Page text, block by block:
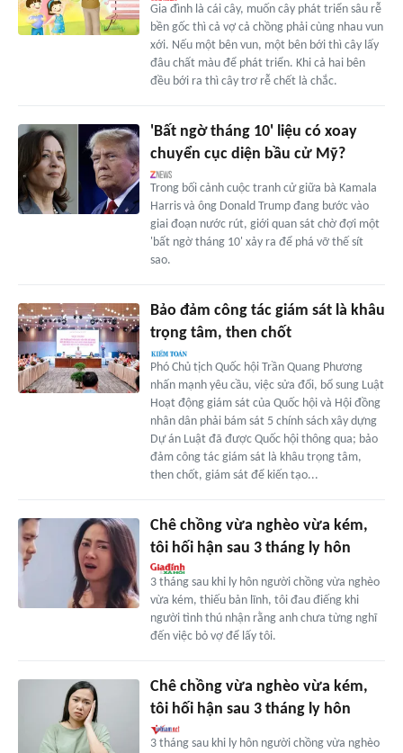
Gia đình là cái cây, muốn cây phát triển sâu rễ
bền gốc thì cả vợ cả chồng phải cùng nhau vun
xới. Nếu một bên vun, một bên bới thì cây lấy
đâu chất màu để phát triển. Khi cả hai bên
đều bới ra thì cây trơ rễ chết là chắc.
'Bất ngờ tháng 10' liệu có xoay
chuyển cục diện bầu cử Mỹ?
Trong bối cảnh cuộc tranh cử giữa bà Kamala
Harris và ông Donald Trump đang bước vào
giai đoạn nước rút, giới quan sát chờ đợi một
'bất ngờ tháng 10' xảy ra để phá vỡ thế sít
sao.
Bảo đảm công tác giám sát là khâu
trọng tâm, then chốt
Phó Chủ tịch Quốc hội Trần Quang Phương
nhấn mạnh yêu cầu, việc sửa đổi, bổ sung Luật
Hoạt động giám sát của Quốc hội và Hội đồng
nhân dân phải bám sát 5 chính sách xây dựng
Dự án Luật đã được Quốc hội thông qua; bảo
đảm công tác giám sát là khâu trọng tâm,
then chốt, giám sát để kiến tạo...
Chê chồng vừa nghèo vừa kém,
tôi hối hận sau 3 tháng ly hôn
3 tháng sau khi ly hôn người chồng vừa nghèo
vừa kém, thiếu bản lĩnh, tôi đau điếng khi
người tình thú nhận rằng anh chưa từng nghĩ
đến việc bỏ vợ để lấy tôi.
Chê chồng vừa nghèo vừa kém,
tôi hối hận sau 3 tháng ly hôn
3 tháng sau khi ly hôn người chồng vừa nghèo